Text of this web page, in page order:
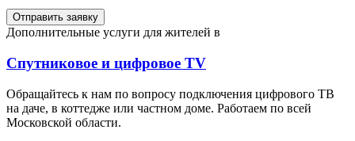
Отправить заявку
Дополнительные услуги для жителей в
Спутниковое и цифровое TV
Обращайтесь к нам по вопросу подключения цифрового ТВ
на даче, в коттедже или частном доме. Работаем по всей
Московской области.